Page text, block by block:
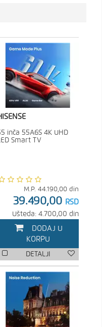
inča 55A6S 4K UHD
Smart TV
M.P. 44.190,00 din
39.490,00 RSD
Ušteda: 4.700,00 din
DODAJ U
KORPU
DETALJI